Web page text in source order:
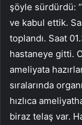
şöyle sürdürdü:
ve kabul ettik.
toplandı. Saat
hastaneye gitti.
ameliyata
sıralarında
hızlıca
biraz telaş var.